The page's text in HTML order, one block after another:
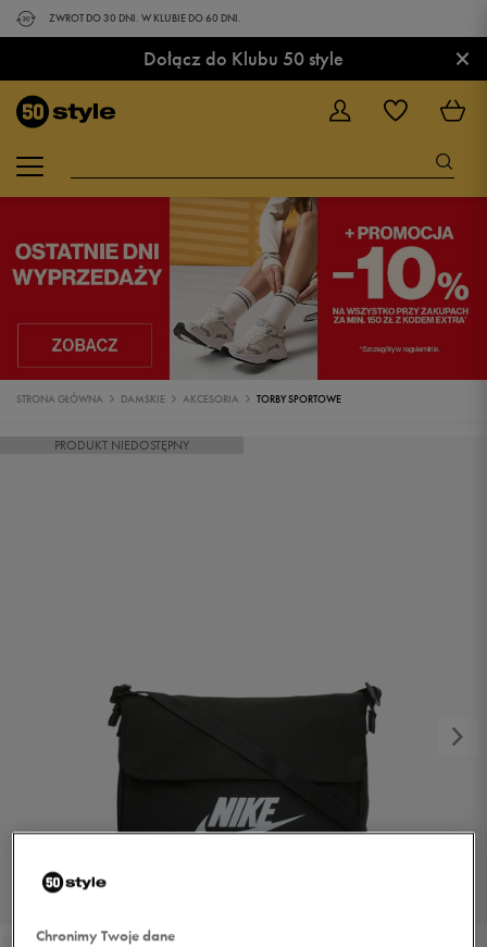
ZWROT DO 30 DNI. W KLUBIE DO 60 DNI.
Dołącz do Klubu 50 style ×
STRONA GŁÓWNA DAMSKIE AKCESORIA TORBY SPORTOWE
PRODUKT NIEDOSTĘPNY
Chronimy Twoje dane